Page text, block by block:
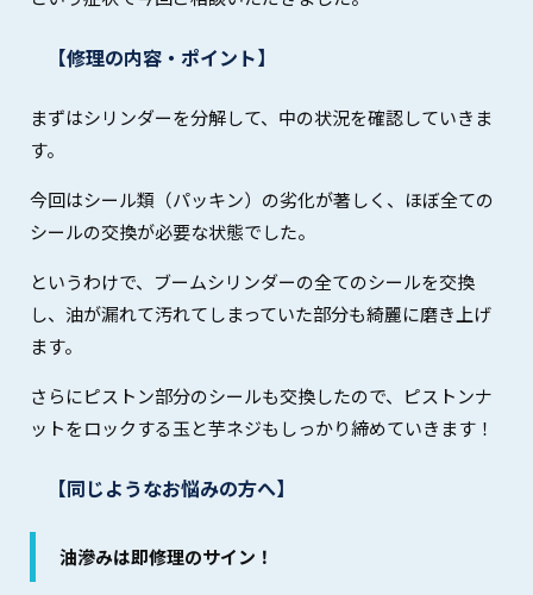
【修理の内容・ポイント】
まずはシリンダーを分解して、中の状況を確認していきま
す。
今回はシール類（パッキン）の劣化が著しく、ほぼ全ての
シールの交換が必要な状態でした。
というわけで、ブームシリンダーの全てのシールを交換
し、油が漏れて汚れてしまっていた部分も綺麗に磨き上げ
ます。
さらにピストン部分のシールも交換したので、ピストンナ
ットをロックする玉と芋ネジもしっかり締めていきます！
【同じようなお悩みの方へ】
油滲みは即修理のサイン！